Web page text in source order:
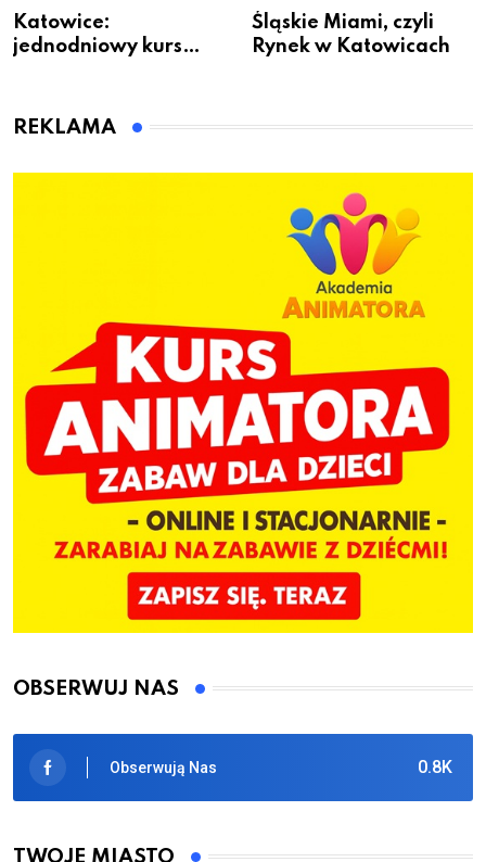
Katowice:
jednodniowy kurs
dzieci
Śląskie Miami, czyli
Rynek w Katowicach
REKLAMA
OBSERWUJ NAS
0.8K
Obserwują Nas
TWOJE MIASTO